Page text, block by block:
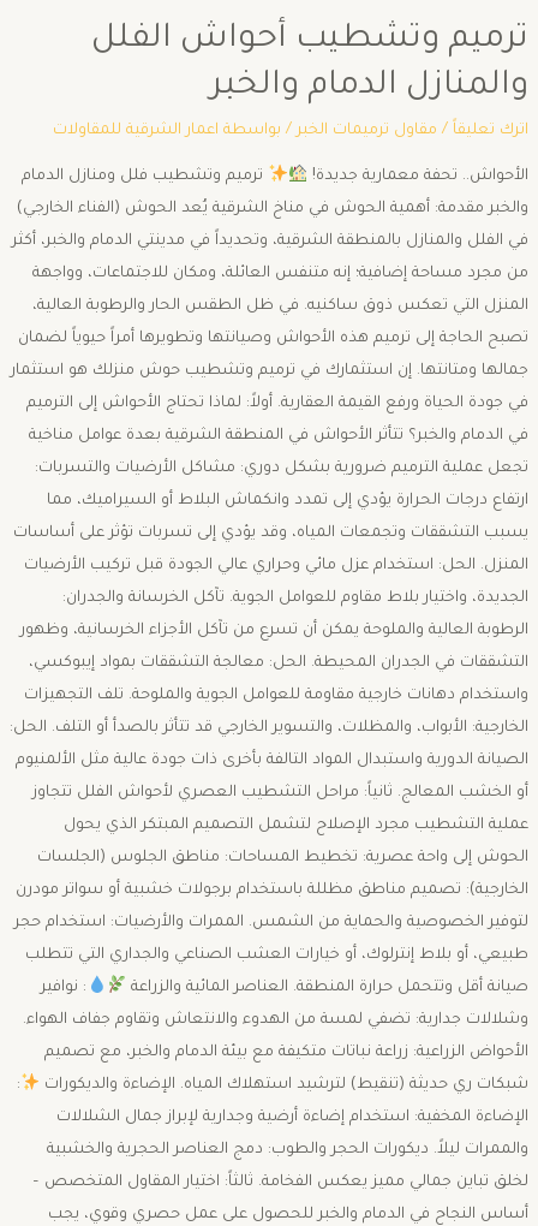
ترميم وتشطيب أحواش الفلل
والمنازل الدمام والخبر
اترك تعليقاً / مقاول ترميمات الخبر / بواسطة اعمار الشرقية للمقاولات
الأحواش.. تحفة معمارية جديدة!
ترميم وتشطيب فلل ومنازل الدمام
والخبر مقدمة: أهمية الحوش في مناخ الشرقية ​يُعد الحوش (الفناء الخارجي)
في الفلل والمنازل بالمنطقة الشرقية، وتحديداً في مدينتي الدمام والخبر، أكثر
من مجرد مساحة إضافية؛ إنه متنفس العائلة، ومكان للاجتماعات، وواجهة
المنزل التي تعكس ذوق ساكنيه. في ظل الطقس الحار والرطوبة العالية،
تصبح الحاجة إلى ترميم هذه الأحواش وصيانتها وتطويرها أمراً حيوياً لضمان
جمالها ومتانتها. إن استثمارك في ترميم وتشطيب حوش منزلك هو استثمار
في جودة الحياة ورفع القيمة العقارية. ​أولاً: لماذا تحتاج الأحواش إلى الترميم
في الدمام والخبر؟ ​تتأثر الأحواش في المنطقة الشرقية بعدة عوامل مناخية
تجعل عملية الترميم ضرورية بشكل دوري: ​مشاكل الأرضيات والتسربات:
ارتفاع درجات الحرارة يؤدي إلى تمدد وانكماش البلاط أو السيراميك، مما
يسبب التشققات وتجمعات المياه، وقد يؤدي إلى تسربات تؤثر على أساسات
المنزل. الحل: استخدام عزل مائي وحراري عالي الجودة قبل تركيب الأرضيات
الجديدة، واختيار بلاط مقاوم للعوامل الجوية. ​تآكل الخرسانة والجدران:
الرطوبة العالية والملوحة يمكن أن تسرع من تآكل الأجزاء الخرسانية، وظهور
التشققات في الجدران المحيطة. الحل: معالجة التشققات بمواد إيبوكسي،
واستخدام دهانات خارجية مقاومة للعوامل الجوية والملوحة. ​تلف التجهيزات
الخارجية: الأبواب، والمظلات، والتسوير الخارجي قد تتأثر بالصدأ أو التلف. الحل:
الصيانة الدورية واستبدال المواد التالفة بأخرى ذات جودة عالية مثل الألمنيوم
أو الخشب المعالج. ​ثانياً: مراحل التشطيب العصري لأحواش الفلل ​تتجاوز
عملية التشطيب مجرد الإصلاح لتشمل التصميم المبتكر الذي يحول
الحوش إلى واحة عصرية: ​تخطيط المساحات: ​مناطق الجلوس (الجلسات
الخارجية): تصميم مناطق مظللة باستخدام برجولات خشبية أو سواتر مودرن
لتوفير الخصوصية والحماية من الشمس. ​الممرات والأرضيات: استخدام حجر
طبيعي، أو بلاط إنترلوك، أو خيارات العشب الصناعي والجداري التي تتطلب
صيانة أقل وتتحمل حرارة المنطقة. ​العناصر المائية والزراعة
: ​نوافير
وشلالات جدارية: تضفي لمسة من الهدوء والانتعاش وتقاوم جفاف الهواء. ​
الأحواض الزراعية: زراعة نباتات متكيفة مع بيئة الدمام والخبر، مع تصميم
شبكات ري حديثة (تنقيط) لترشيد استهلاك المياه. ​الإضاءة والديكورات
: ​
الإضاءة المخفية: استخدام إضاءة أرضية وجدارية لإبراز جمال الشلالات
والممرات ليلاً. ​ديكورات الحجر والطوب: دمج العناصر الحجرية والخشبية
لخلق تباين جمالي مميز يعكس الفخامة. ​ثالثاً: اختيار المقاول المتخصص –
أساس النجاح في الدمام والخبر ​للحصول على عمل حصري وقوي، يجب